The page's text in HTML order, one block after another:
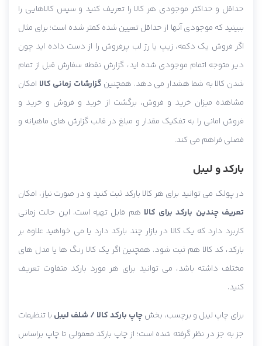
حداقل و حداکثر موجودی هر کالا را تعریف کنید و سپس کالاهایی را
ببینید که موجودی آنها از حداقل تعیین شده کمتر شده است؛ برای مثال
اگر فروش یک دکمه، زیپ یا رژ لب پرفروش را از دست داده اید چون
دیر متوجه اتمام موجودی شده اید، گزارش نقطه سفارش قبل از تمام
شدن کالا به شما هشدار می دهد. همچنین گزارشات زمانی کالا امکان
مشاهده میزان خرید و فروش، برگشت از خرید و فروش و خرید و
فروش امانی را به تفکیک مقدار و مبلغ در قالب گزارش های ماهیانه و
فصلی فراهم می کند.
بارکد و لیبل
در پولک می توانید برای هر کالا بارکد ثبت کنید و در صورت نیاز، امکان
تعریف چندین بارکد برای کالا هم قابل تهیه است. این حالت زمانی
کاربرد دارد که یک کالا در بازار چند بارکد دارد یا می خواهید علاوه بر
بارکد، کد کالا هم ثبت شود. همچنین اگر یک کالا رنگ ها یا مدل های
مختلف داشته باشد، می توانید برای هر مورد بارکد متفاوت تعریف
کنید.
برای چاپ لیبل و برچسب، بخشچاپ بارکد کالا / شلف لیبل با تنظیمات
جز به جز در نظر گرفته شده است؛ از چاپ بارکد معمولی تا چاپ براساس